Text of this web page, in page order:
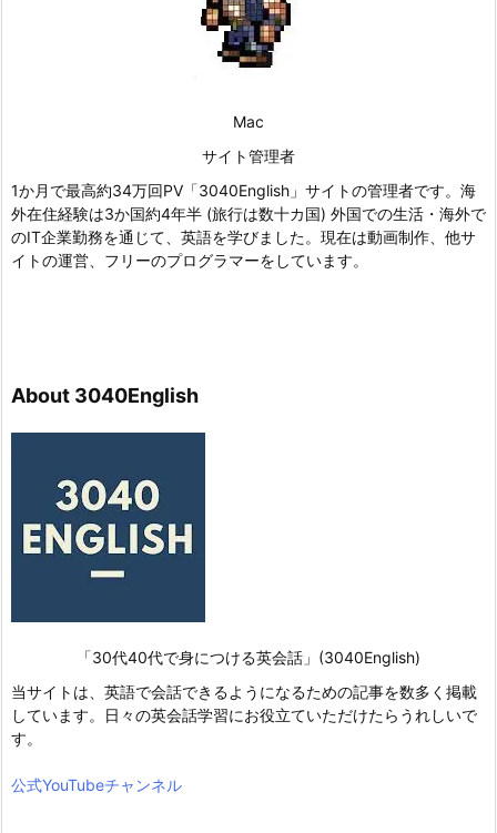
Mac
サイト管理者
1か月で最高約34万回PV「3040English」サイトの管理者です。海
外在住経験は3か国約4年半 (旅行は数十カ国) 外国での生活・海外で
のIT企業勤務を通じて、英語を学びました。現在は動画制作、他サ
イトの運営、フリーのプログラマーをしています。
About 3040English
「30代40代で身につける英会話」(3040English)
当サイトは、英語で会話できるようになるための記事を数多く掲載
しています。日々の英会話学習にお役立ていただけたらうれしいで
す。
公式YouTubeチャンネル